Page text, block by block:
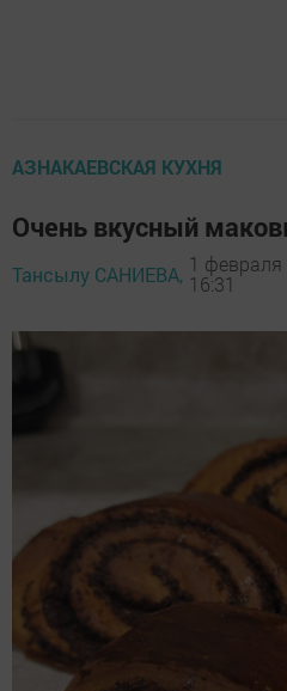
АЗНАКАЕВСКАЯ КУХНЯ
Очень вкусный
Тансылу САНИЕВА, 1 февраля
16:31